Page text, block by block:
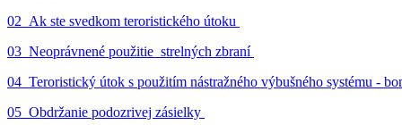
02_Ak ste svedkom teroristického útoku
03_Neoprávnené použitie strelných zbraní
04_Teroristický útok s použitím nástražného výbušného systému -
05_Obdržanie podozrivej zásielky